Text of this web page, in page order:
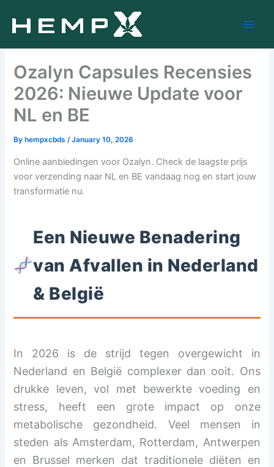
content
Ozalyn Capsules Recensies
2026: Nieuwe Update voor
NL en BE
By hempxcbds/January 10, 2026
Online aanbiedingen voor Ozalyn. Check de laagste prijs
voor verzending naar NL en BE vandaag nog en start jouw
transformatie nu.
Een Nieuwe Benadering
van Afvallen in Nederland
& België
In 2026 is de strijd tegen overgewicht in
Nederland en België complexer dan ooit. Ons
drukke leven, vol met bewerkte voeding en
stress, heeft een grote impact op onze
metabolische gezondheid. Veel mensen in
steden als Amsterdam, Rotterdam, Antwerpen
en Brussel merken dat traditionele diëten en